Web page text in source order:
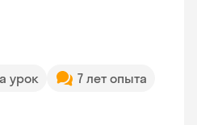
урок
7 лет опыта